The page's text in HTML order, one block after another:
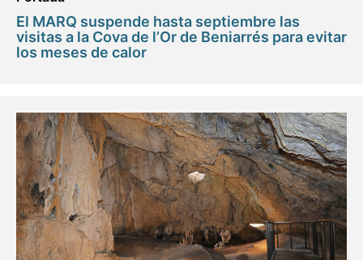
El MARQ suspende hasta septiembre las
visitas a la Cova de l’Or de Beniarrés para evitar
los meses de calor